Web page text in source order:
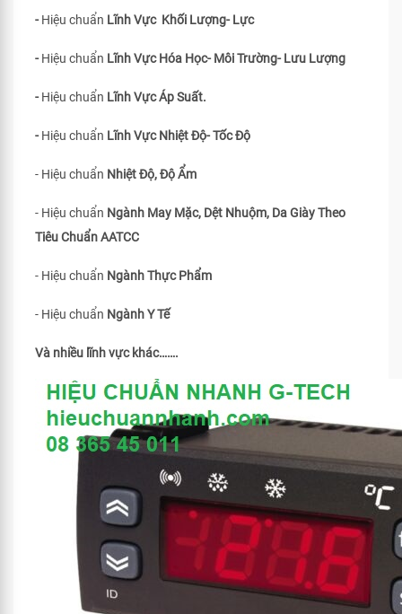
-Hiệu chuẩn Lĩnh Vực Khối Lượng- Lực
-Hiệu chuẩn Lĩnh Vực Hóa Học- Môi Trường- Lưu Lượng
-Hiệu chuẩn Lĩnh Vực Áp Suất.
-Hiệu chuẩn Lĩnh Vực Nhiệt Độ- Tốc Độ
- Hiệu chuẩn Nhiệt Độ, Độ Ẩm
- Hiệu chuẩn Ngành May Mặc, Dệt Nhuộm, Da Giày Theo
Tiêu ChuẩnAATCC
- Hiệu chuẩn Ngành Thực Phẩm
- Hiệu chuẩn Ngành Y Tế
Và nhiều lĩnh vực khác…….